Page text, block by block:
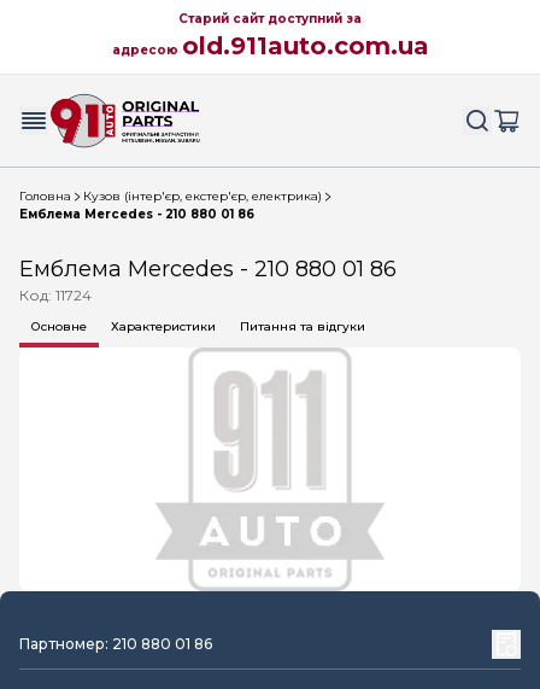
Старий сайт доступний за
адресою old.911auto.com.ua
Головна
Кузов (інтер'єр, екстер'єр, електрика)
Емблема Mercedes - 210 880 01 86
Емблема Mercedes - 210 880 01 86
Код: 11724
Основне Характеристики Питання та відгуки
Партномер: 210 880 01 86